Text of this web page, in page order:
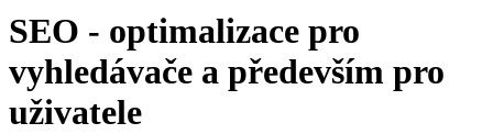
SEO - optimalizace pro
vyhledávače a především pro
uživatele